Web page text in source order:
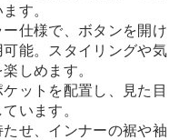
す。
仕様で、ボタンを開け
能。スタイリングや気
しめます。
ットを配置し、見た目
います。
せ、インナーの裾や袖